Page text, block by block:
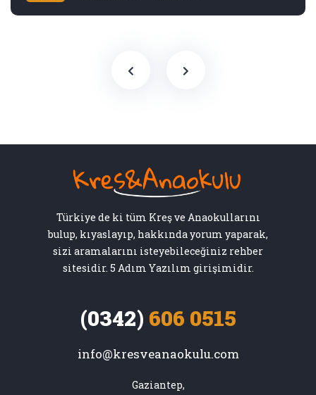
Türkiye de ki tüm Kreş ve Anaokullarını
bulup, kıyaslayıp, hakkında yorum yaparak,
sizi aramalarını isteyebileceğiniz rehber
sitesidir. 5 Adım Yazılım girişimidir.
(0342) 606 0515
info@kresveanaokulu.com
Gaziantep,